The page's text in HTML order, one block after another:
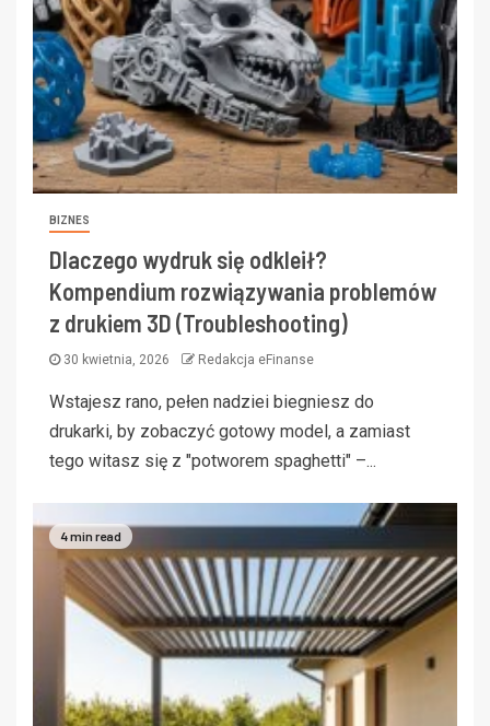
BIZNES
Dlaczego wydruk się odkleił?
Kompendium rozwiązywania problemów
z drukiem 3D (Troubleshooting)
30 kwietnia, 2026 Redakcja eFinanse
Wstajesz rano, pełen nadziei biegniesz do
drukarki, by zobaczyć gotowy model, a zamiast
tego witasz się z "potworem spaghetti" –...
4 min read